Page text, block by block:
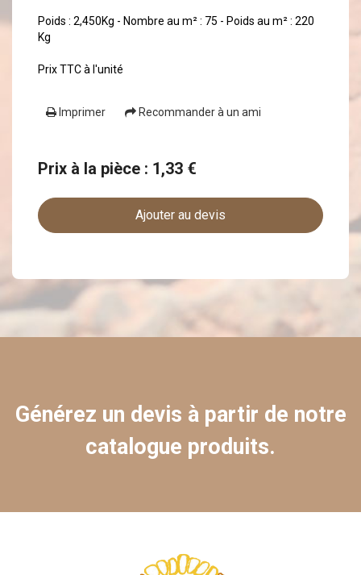
Poids : 2,450Kg - Nombre au m² : 75 - Poids au m² : 220
Kg
Prix TTC à l'unité
Imprimer Recommander à un ami
Prix à la pièce : 1,33 €
Ajouter au devis
Générez un devis à partir de notre
catalogue produits.